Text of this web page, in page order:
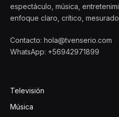
espectáculo, música,
enfoque claro, crítico,
Contacto: hola@tvenserio.com
WhatsApp: +56942971899
Televisión
Música